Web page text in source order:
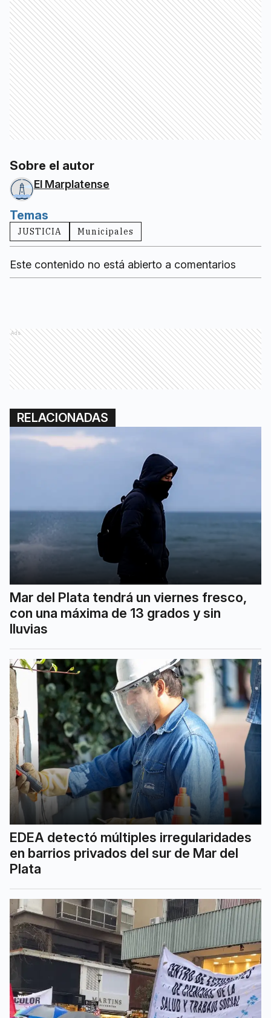
Sobre el autor
El Marplatense
Temas
JUSTICIA Municipales
Este contenido no está abierto a comentarios
Ads
RELACIONADAS
Mar del Plata tendrá un viernes fresco,
con una máxima de 13 grados y sin
lluvias
EDEA detectó múltiples irregularidades
en barrios privados del sur de Mar del
Plata